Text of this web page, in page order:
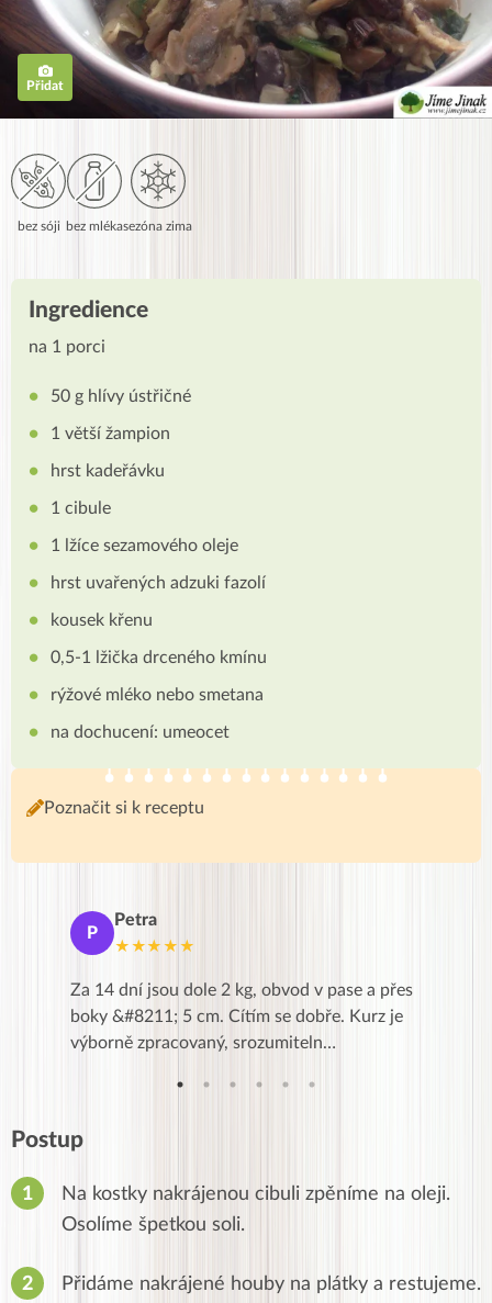
Přidat
bez sóji bez mlékasezóna zima
Ingredience
na 1 porci
50 g hlívy ústřičné
1 větší žampion
hrst kadeřávku
1 cibule
1 lžíce sezamového oleje
hrst uvařených adzuki fazolí
kousek křenu
0,5-1 lžička drceného kmínu
rýžové mléko nebo smetana
na dochucení: umeocet
Poznačit si k receptu
P
Petra
★★★★★
Za 14 dní jsou dole 2 kg, obvod v pase a přes
boky &#8211; 5 cm. Cítím se dobře. Kurz je
výborně zpracovaný, srozumiteln…
Postup
Na kostky nakrájenou cibuli zpěníme na oleji.
Osolíme špetkou soli.
Přidáme nakrájené houby na plátky a restujeme.